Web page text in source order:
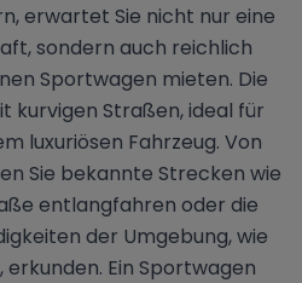
erwartet Sie nicht nur eine
sondern auch reichlich
Sportwagen mieten. Die
kurvigen Straßen, ideal für
luxuriösen Fahrzeug. Von
Sie bekannte Strecken wie
entlangfahren oder die
der Umgebung, wie
erkunden. Ein Sportwagen